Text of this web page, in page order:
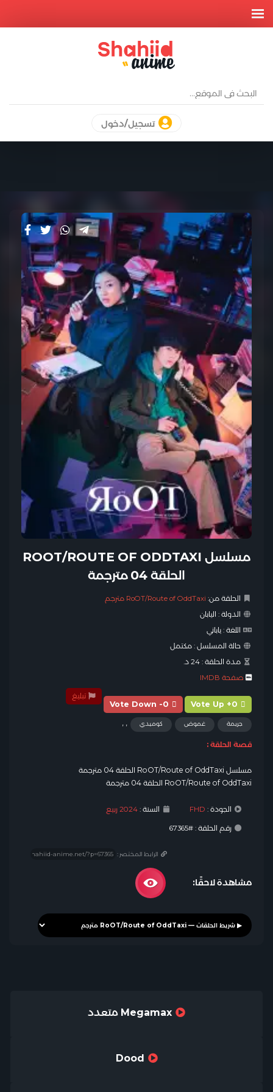
تسجيل/دخول
مسلسل ROOT/ROUTE OF ODDTAXI
الحلقة 04 مترجمة
الحلقة من: RoOT/Route of OddTaxi مترجم
الدولة : اليابان
اللغة :ياباني
حالة المسلسل :مكتمل
مدة الحلقة :24 د.
صفحة IMDB
Vote Up +0
Vote Down -0
تبليغ
جريمة غموض كوميدي
قصة الحلقة :
مسلسل RoOT/Route of OddTaxi الحلقة 04 مترجمة
RoOT/Route of OddTaxi الحلقة 04 مترجمة
الجودة : FHD السنة : 2024 ربيع
رقم الحلقة : #67365
الرابط المختصر :
مشاهدة لاحقًا: